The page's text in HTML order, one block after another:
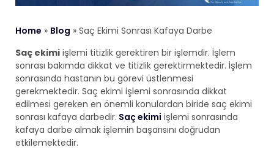
Home » Blog » Saç Ekimi Sonrası Kafaya Darbe
Saç ekimi işlemi titizlik gerektiren bir işlemdir. İşlem
sonrası bakımda dikkat ve titizlik gerektirmektedir. İşlem
sonrasında hastanın bu görevi üstlenmesi
gerekmektedir. Saç ekimi işlemi sonrasında dikkat
edilmesi gereken en önemli konulardan biride saç ekimi
sonrası kafaya darbedir. Saç ekimi işlemi sonrasında
kafaya darbe almak işlemin başarısını doğrudan
etkilemektedir.